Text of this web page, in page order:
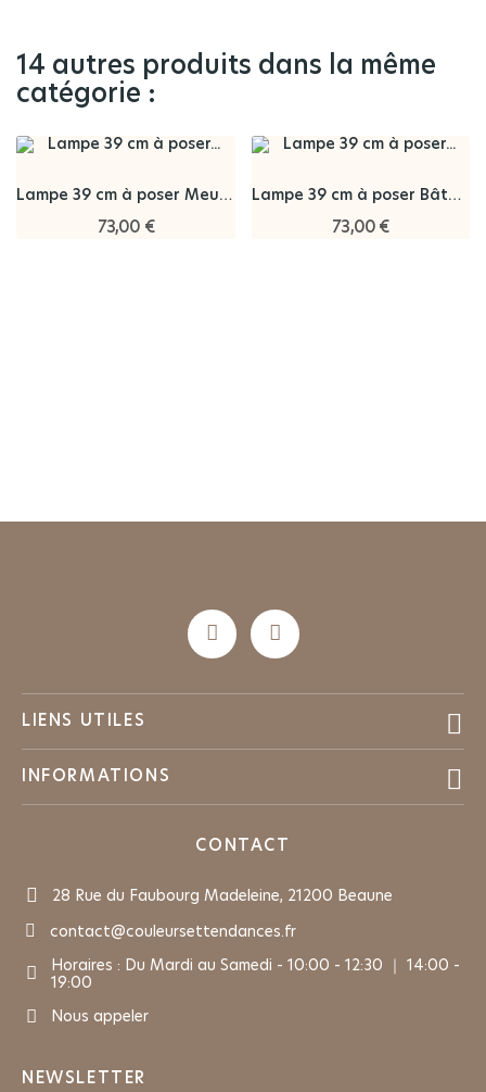
14 autres produits dans la même
catégorie :
Lampe 39 cm à poser Meursault Goutte D'Or
73,00 €
Lampe 39 cm à poser Bâtard-Montrachet
73,00 €
LIENS UTILES 
INFORMATIONS 
CONTACT
28 Rue du Faubourg Madeleine, 21200 Beaune
contact@couleursettendances.fr
Horaires : Du Mardi au Samedi - 10:00 - 12:30 ｜ 14:00 -
19:00
Nous appeler
NEWSLETTER